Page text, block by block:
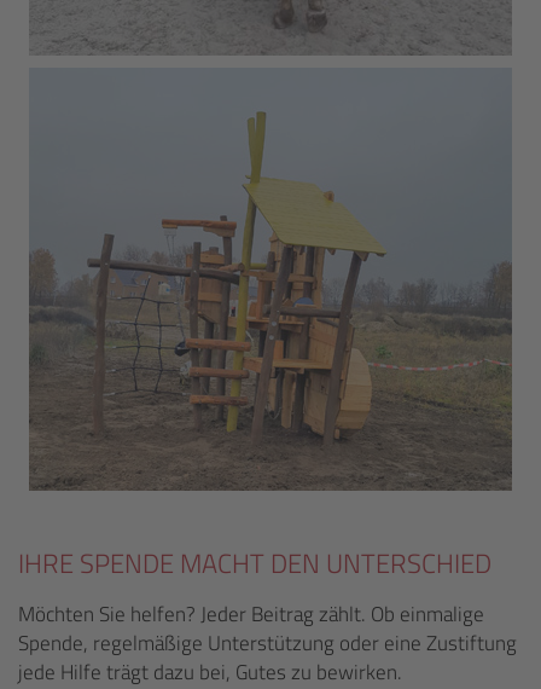
IHRE SPENDE MACHT DEN UNTERSCHIED
Möchten Sie helfen? Jeder Beitrag zählt. Ob einmalige
Spende, regelmäßige Unterstützung oder eine Zustiftung
jede Hilfe trägt dazu bei, Gutes zu bewirken.